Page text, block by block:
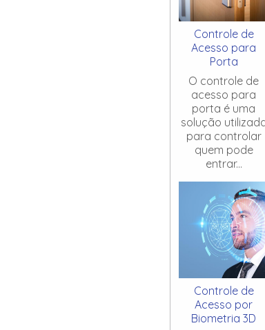
Controle de
Acesso para
Porta
O controle de
acesso para
porta é uma
solução
para controlar
quem pode
entrar...
Controle de
Acesso por
Biometria 3D